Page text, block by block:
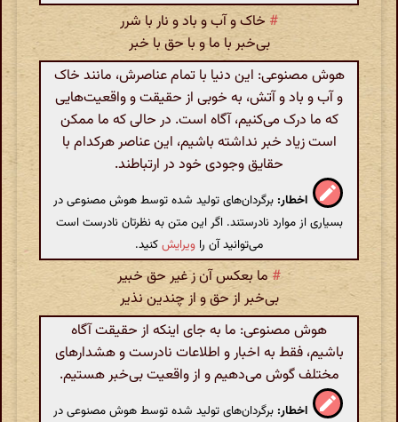
# خاک و آب و باد و نار با شرر
بی‌خبر با ما و با حق با خبر
هوش مصنوعی: این دنیا با تمام عناصرش، مانند خاک
و آب و باد و آتش، به خوبی از حقیقت و واقعیت‌هایی
که ما درک می‌کنیم، آگاه است. در حالی که ما ممکن
است زیاد خبر نداشته باشیم، این عناصر هرکدام با
حقایق وجودی خود در ارتباطند.
اخطار: برگردان‌های تولید شده توسط هوش مصنوعی در
بسیاری از موارد نادرستند. اگر این متن به نظرتان نادرست است
می‌توانید آن را ویرایشکنید.
#ما بعکس آن ز غیر حق خبیر
بی‌خبر از حق و از چندین نذیر
هوش مصنوعی: ما به جای اینکه از حقیقت آگاه
باشیم، فقط به اخبار و اطلاعات نادرست و هشدارهای
مختلف گوش می‌دهیم و از واقعیت بی‌خبر هستیم.
اخطار: برگردان‌های تولید شده توسط هوش مصنوعی در